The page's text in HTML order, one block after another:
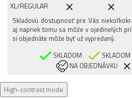
XL/REGULAR
XL/LONG
XXL/REGULAR
Skladovú dostupnosť pre Vás
aj napriek tomu sa môže v ojedinelých
si objednáte môže byť už vypredaný.
SKLADOM
SKLADOM
NA OBJEDNÁVKU
High-contrast mode